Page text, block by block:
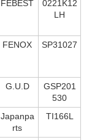
FEBEST
0221K12
LH
FENOX SP31027
G.U.D
GSP201
530
Japanpa
rts
TI166L